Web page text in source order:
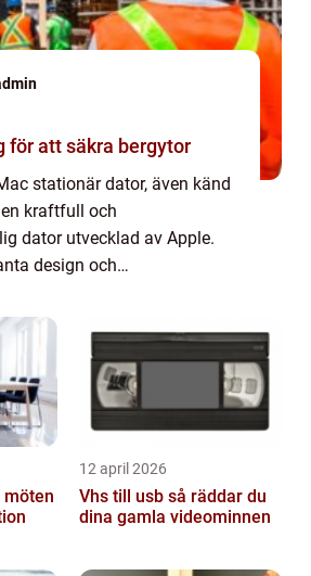
för att säkra bergytor
stationär dator, även känd
kraftfull och
dator utvecklad av Apple.
design och
en av de mest populära
privatpersoner och ...
12 april 2026
Vhs till usb så räddar du
dina gamla videominnen